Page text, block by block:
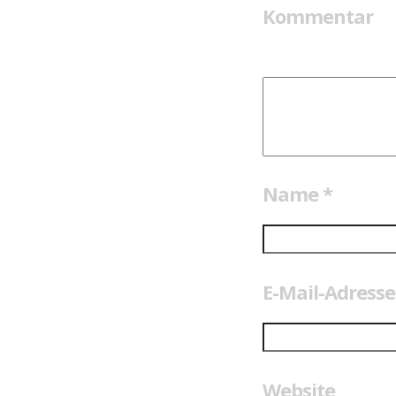
Kommentar
Name *
E-Mail-
Website